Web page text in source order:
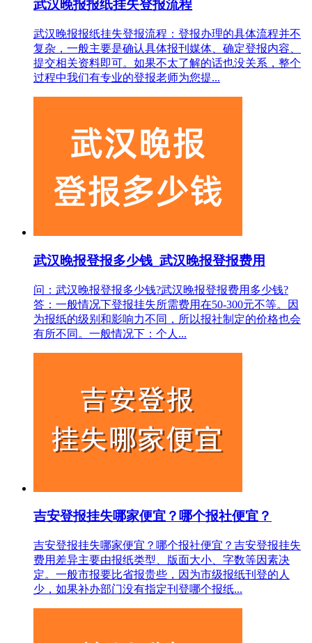
武汉晚报报纸挂失登报流程
武汉晚报报纸挂失登报流程：登报办理的具体流程并不
复杂，一般主要是确认具体报刊媒体、确定登报内容、
提交相关资料即可。如果不太了解的话也没关系，整个
过程中我们有专业的登报老师为您提...
武汉晚报登报多少钱_武汉晚报登报费用
问：武汉晚报登报多少钱?武汉晚报登报费用多少钱?
答：一般情况下登报挂失所需费用在50-300元不等。因
为报纸的级别和影响力不同，所以报社制定的价格也会
有所不同。一般情况下：个人...
吉安登报挂失哪家便宜？哪个报社便宜？
吉安登报挂失哪家便宜？哪个报社便宜？吉安登报挂失
费用差异主要由报纸类型、版面大小、字数等因素决
定。一般市报要比省报贵些，因为市级报纸刊登的人
少，如果补办部门没有指定刊登哪个报纸...